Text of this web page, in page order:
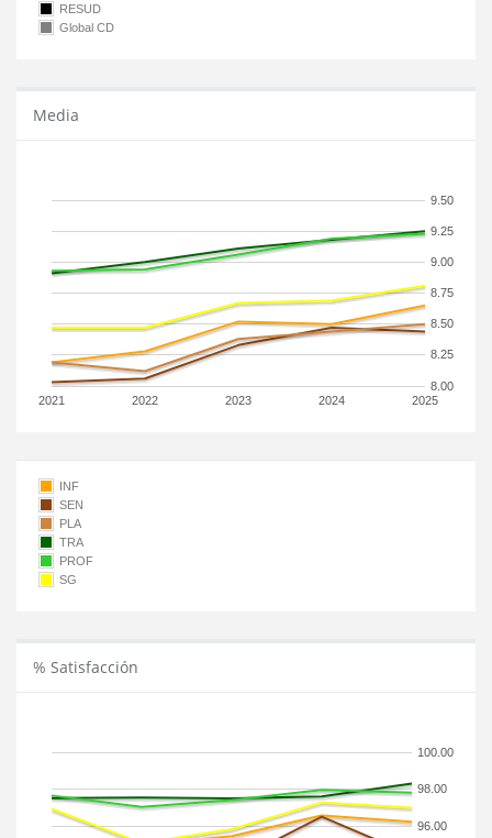
RESUD
Global CD
Media
2021 2022 2023 2024 2025
8.00
8.25
8.50
8.75
9.00
9.25
9.50
INF
SEN
PLA
TRA
PROF
SG
% Satisfacción
96.00
98.00
100.00